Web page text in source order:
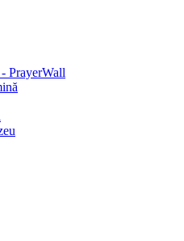
PrayerWall